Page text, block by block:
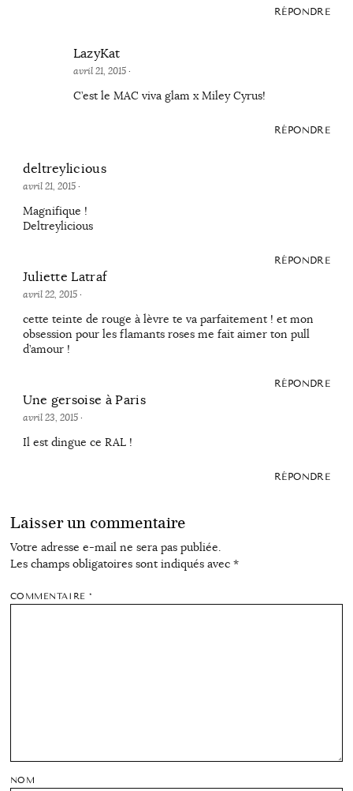
RÉPONDRE
LazyKat
avril 21, 2015·
C’est le MAC viva glam x Miley Cyrus!
RÉPONDRE
deltreylicious
avril 21, 2015·
Magnifique !
Deltreylicious
RÉPONDRE
Juliette Latraf
avril 22, 2015·
cette teinte de rouge à lèvre te va parfaitement ! et mon
obsession pour les flamants roses me fait aimer ton pull
d’amour !
RÉPONDRE
Une gersoise à Paris
avril 23, 2015·
Il est dingue ce RAL !
RÉPONDRE
Laisser un commentaire
Votre adresse e-mail ne sera pas publiée.
Les champs obligatoires sont indiqués avec *
COMMENTAIRE*
NOM